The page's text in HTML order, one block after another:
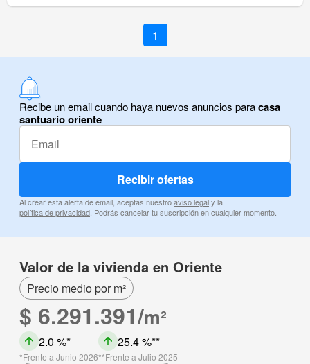
1
Recibe un email cuando haya nuevos anuncios paracasa
santuario oriente
Recibir ofertas
Al crear esta alerta de email, aceptas nuestroaviso legaly la
política de privacidad. Podrás cancelar tu suscripción en cualquier momento.
Valor de la vivienda en Oriente
Precio medio por m²
$ 6.291.391/m²
2.0 %
Frente a Junio 2026
25.4 %
Frente a Julio 2025